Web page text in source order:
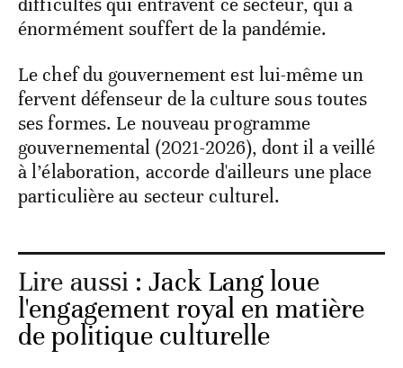
énormément souffert de la pandémie.
Le chef du gouvernement est lui-même un
fervent défenseur de la culture sous toutes
ses formes. Le nouveau programme
gouvernemental (2021-2026), dont il a veillé
à l’élaboration, accorde d'ailleurs une place
particulière au secteur culturel.
Lire aussi :Jack Lang loue
l'engagement royal en matière
de politique culturelle